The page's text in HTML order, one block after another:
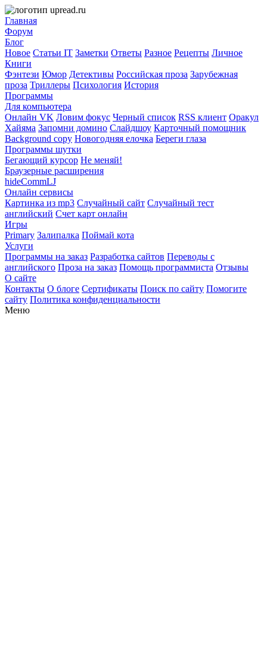
Главная
Форум
Блог
Новое Статьи IT Заметки Ответы Разное Рецепты Личное
Книги
Фэнтези Юмор Детективы Российская проза Зарубежная
проза Триллеры Психология История
Программы
Для компьютера
Онлайн VK Ловим фокус Черный список RSS клиент Оракул
Хайяма Запомни домино Слайдшоу Карточный помощник
Background copy Новогодняя елочка Береги глаза
Программы шутки
Бегающий курсор Не меняй!
Браузерные расширения
hideCommLJ
Онлайн сервисы
Картинка из mp3 Случайный сайт Случайный тест
английский Счет карт онлайн
Игры
Primary Залипалка Поймай кота
Услуги
Программы на заказ Разработка сайтов Переводы с
английского Проза на заказ Помощь программиста Отзывы
О сайте
Контакты О блоге Сертификаты Поиск по сайту Помогите
сайту Политика конфиденциальности
Меню